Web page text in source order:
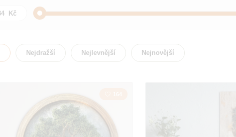
Kůň
Nejdražší Nejlevnější Nejnovější